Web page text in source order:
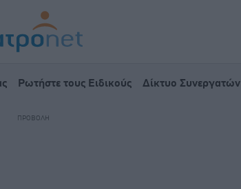
Ρωτήστε τους Ειδικούς Δίκτυο Συνεργατών